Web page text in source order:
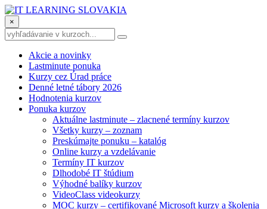
×
Akcie a novinky
Lastminute ponuka
Kurzy cez Úrad práce
Denné letné tábory 2026
Hodnotenia kurzov
Ponuka kurzov
Aktuálne lastminute – zlacnené termíny kurzov
Všetky kurzy – zoznam
Preskúmajte ponuku – katalóg
Online kurzy a vzdelávanie
Termíny IT kurzov
Dlhodobé IT štúdium
Výhodné balíky kurzov
VideoClass videokurzy
MOC kurzy – certifikované Microsoft kurzy a školenia